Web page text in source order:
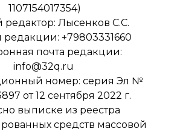
1107154017354)
редактор: Лысенков С.С.
редакции: +79803331660
почта редакции:
info@32q.ru
номер: серия Эл №
от 12 сентября 2022 г.
выписке из реестра
средств массовой